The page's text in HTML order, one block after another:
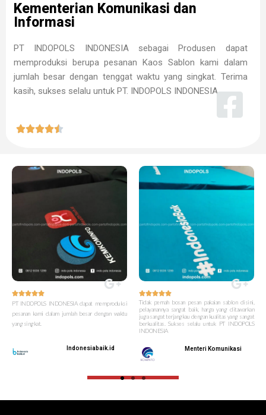
Kementerian Komunikasi dan
Informasi
PT INDOPOLS INDONESIA sebagai Produsen dapat
memproduksi berupa pesanan Kaos Sablon kami dalam
jumlah besar dengan tenggat waktu yang singkat. Terima
kasih, sukses selalu untuk PT. INDOPOLS INDONESIA


PT INDOPOLS INDONESIA dapat memproduksi
pesanan kami dalam jumlah besar dengan waktu
yang singkat.
Indonesiabaik.id

Tidak pernah bosan pesan pakaian sablon disini,
pelayanannya sangat baik, harga yang ditawarkan
juga sangat terjangkau dengan kualitas yang sangat
berkualitas. Sukses selalu untuk PT INDOPOLS
INDONESIA
Menteri Komunikasi